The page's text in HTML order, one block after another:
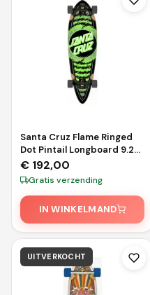
Santa Cruz Flame Ringed
Dot Pintail Longboard 9.2
Black Green
€ 192,00
Gratis verzending
IN WINKELMAND
UITVERKOCHT